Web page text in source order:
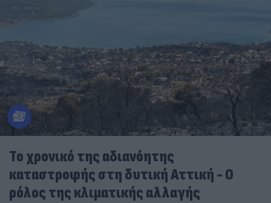
Το χρονικό της αδιανόητης
καταστροφής στη δυτική Αττική - Ο
ρόλος της κλιματικής αλλαγής